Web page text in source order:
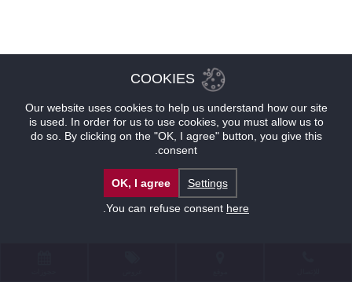
COOKIES
Our website uses cookies to help us understand how our site
is used. In order for us to use cookies, you must allow us to
do so. By clicking on the "OK, I agree" button, you give this
consent.
Settings
OK, I agree
You can refuse consent here
.